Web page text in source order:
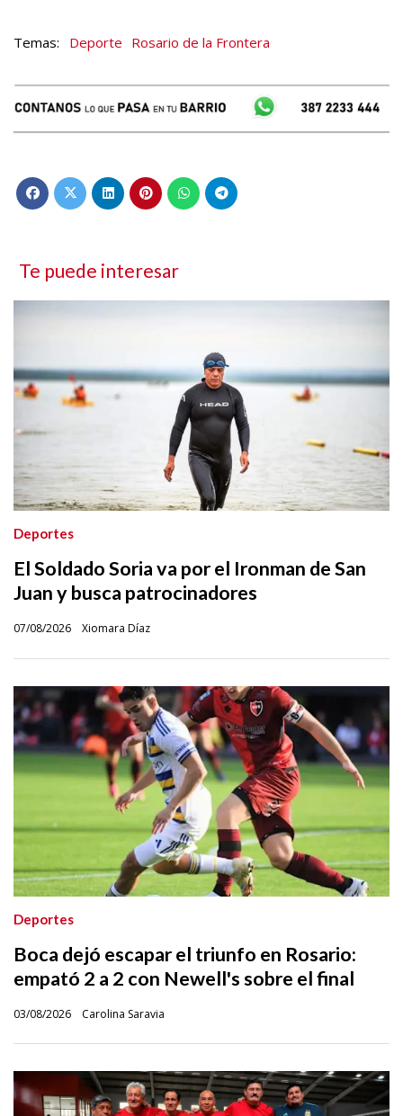
Deporte Rosario de la Frontera
Te puede interesar
El Soldado Soria va por el Ironman de San
Juan y busca patrocinadores
Xiomara Díaz
Deportes
07/08/2026
Boca dejó escapar el triunfo en Rosario:
empató 2 a 2 con Newell's sobre el final
Carolina Saravia
Deportes
03/08/2026